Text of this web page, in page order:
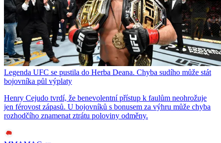
Legenda UFC se pustila do Herba Deana. Chyba sudího může stát
bojovníka půl výplaty
Henry Cejudo tvrdí, že benevolentní přístup k faulům neohrožuje
jen férovost zápasů. U bojovníků s bonusem za výhru může chyba
rozhodčího znamenat ztrátu poloviny odměny.